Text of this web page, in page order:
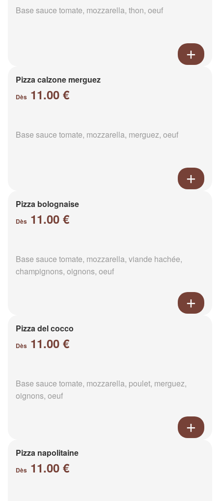
Base sauce tomate, mozzarella, thon, oeuf
Pizza calzone merguez
Dès 11.00 €
Base sauce tomate, mozzarella, merguez, oeuf
Pizza bolognaise
Dès 11.00 €
Base sauce tomate, mozzarella, viande hachée,
champignons, oignons, oeuf
Pizza del cocco
Dès 11.00 €
Base sauce tomate, mozzarella, poulet, merguez,
oignons, oeuf
Pizza napolitaine
Dès 11.00 €